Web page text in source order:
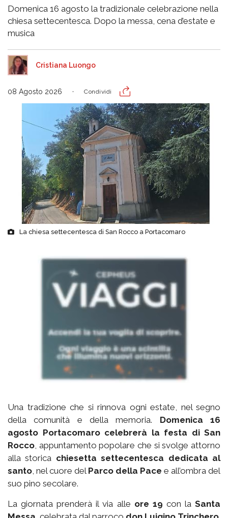
Domenica 16 agosto la tradizionale celebrazione nella
chiesa settecentesca. Dopo la messa, cena d’estate e
musica
Cristiana Luongo
08 Agosto 2026 Condividi
La chiesa settecentesca di San Rocco a Portacomaro
Una tradizione che si rinnova ogni estate, nel segno
della comunità e della memoria. Domenica 16
agosto Portacomaro celebrerà la festa di San
Rocco, appuntamento popolare che si svolge attorno
alla storica chiesetta settecentesca dedicata al
santo, nel cuore del Parco della Pace e all’ombra del
suo pino secolare.
La giornata prenderà il via alle ore 19 con laSanta